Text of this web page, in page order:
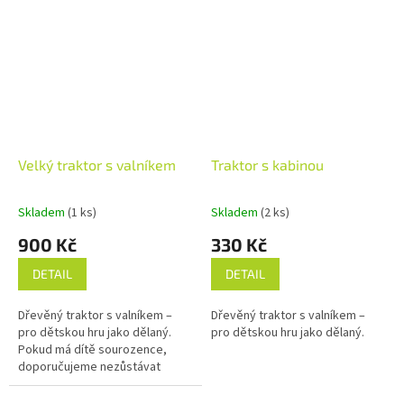
Velký traktor s valníkem
Skladem (1 ks)
900 Kč
DETAIL
Dřevěný traktor s valníkem –
pro dětskou hru jako dělaný.
Pokud má dítě sourozence,
doporučujeme nezůstávat
pouze u jednoho. Žádné dítě se
Traktor s kabinou
Skladem (2 ks)
330 Kč
DETAIL
Dřevěný traktor s valníkem –
pro dětskou hru jako dělaný.